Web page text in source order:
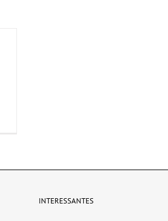
INTERESSANTES